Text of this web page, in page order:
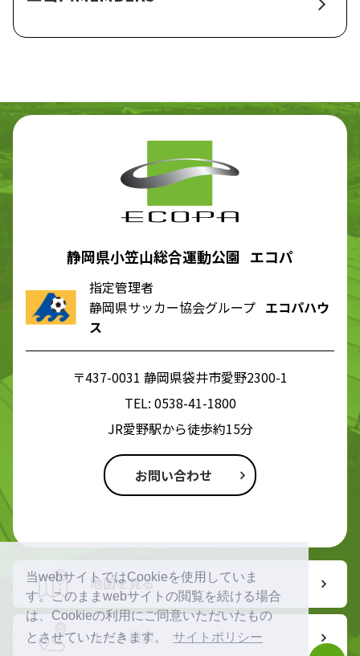
当webサイトではCookieを使用していま
す。このままwebサイトの閲覧を続ける場合
は、Cookieの利用にご同意いただいたもの
とさせていただきます。
サイトポリシー
静岡県小笠山総合運動公園 エコパ
指定管理者
静岡県サッカー協会グループ エコパハウ
ス
〒437-0031 静岡県袋井市愛野2300-1
TEL: 0538-41-1800
JR愛野駅から徒歩約15分
お問い合わせ
地図を見る
ルート検索